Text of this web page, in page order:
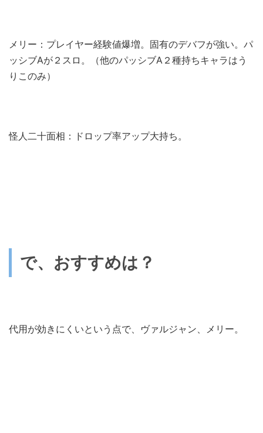
メリー：プレイヤー経験値爆増。固有のデバフが強い。パ
ッシブAが２スロ。（他のパッシブA２種持ちキャラはう
りこのみ）
怪人二十面相：ドロップ率アップ大持ち。
で、おすすめは？
代用が効きにくいという点で、ヴァルジャン、メリー。